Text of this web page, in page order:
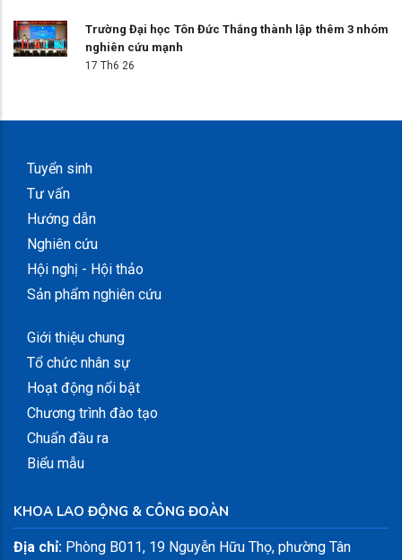
Trường Đại học Tôn Đức Thắng thành lập thêm 3 nhóm
nghiên cứu mạnh
17 Th6 26
Tuyển sinh
Tư vấn
Hướng dẫn
Nghiên cứu
Hội nghị - Hội thảo
Sản phẩm nghiên cứu
Giới thiệu chung
Tổ chức nhân sự
Hoạt động nổi bật
Chương trình đào tạo
Chuẩn đầu ra
Biểu mẫu
KHOA LAO ĐỘNG & CÔNG ĐOÀN
Địa chỉ: Phòng B011, 19 Nguyễn Hữu Thọ, phường Tân